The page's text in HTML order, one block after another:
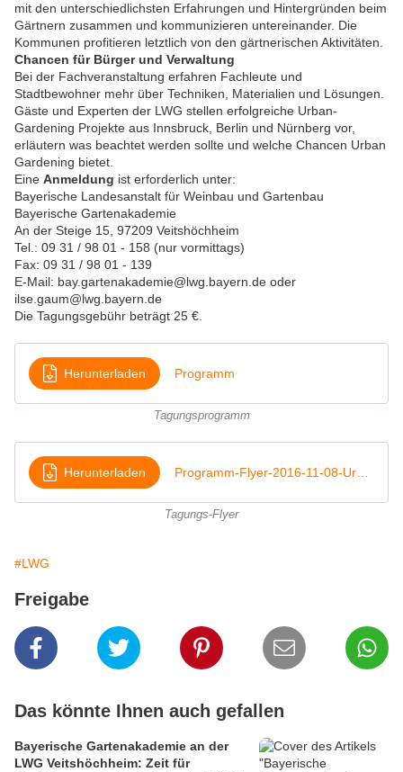
mit den unterschiedlichsten Erfahrungen und Hintergründen beim
Gärtnern zusammen und kommunizieren untereinander. Die
Kommunen profitieren letztlich von den gärtnerischen Aktivitäten.
Chancen für Bürger und Verwaltung
Bei der Fachveranstaltung erfahren Fachleute und
Stadtbewohner mehr über Techniken, Materialien und Lösungen.
Gäste und Experten der LWG stellen erfolgreiche Urban-
Gardening Projekte aus Innsbruck, Berlin und Nürnberg vor,
erläutern was beachtet werden sollte und welche Chancen Urban
Gardening bietet.
Eine Anmeldung ist erforderlich unter:
Bayerische Landesanstalt für Weinbau und Gartenbau
Bayerische Gartenakademie
An der Steige 15, 97209 Veitshöchheim
Tel.: 09 31 / 98 01 - 158 (nur vormittags)
Fax: 09 31 / 98 01 - 139
E-Mail: bay.gartenakademie@lwg.bayern.de oder
ilse.gaum@lwg.bayern.de
Die Tagungsgebühr beträgt 25 €.
Herunterladen Programm
Tagungsprogramm
Herunterladen
Tagungs-Flyer
#LWG
Freigabe
Das könnte Ihnen auch gefallen
Bayerische Gartenakademie an der
LWG Veitshöchheim: Zeit für